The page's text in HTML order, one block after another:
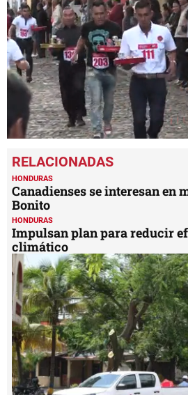
seconds
of
56
seconds
HONDURAS
Canadienses se interesan en
Bonito
HONDURAS
Impulsan plan para reducir
climático